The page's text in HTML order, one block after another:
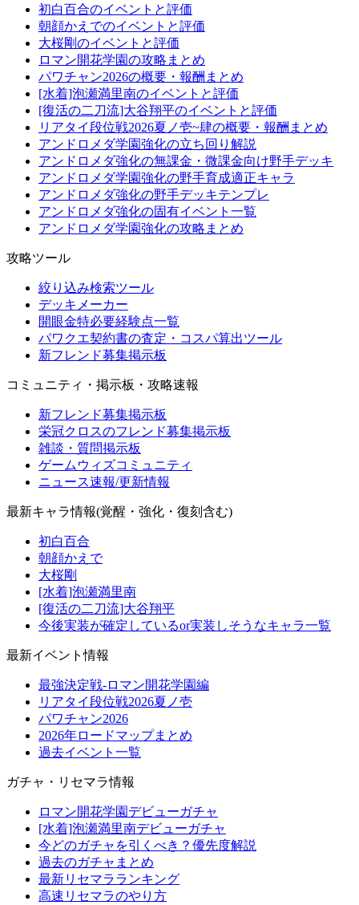
初白百合のイベントと評価
朝顔かえでのイベントと評価
大桜剛のイベントと評価
ロマン開花学園の攻略まとめ
パワチャン2026の概要・報酬まとめ
[水着]泡瀬満里南のイベントと評価
[復活の二刀流]大谷翔平のイベントと評価
リアタイ段位戦2026夏ノ壱~肆の概要・報酬まとめ
アンドロメダ学園強化の立ち回り解説
アンドロメダ強化の無課金・微課金向け野手デッキ
アンドロメダ学園強化の野手育成適正キャラ
アンドロメダ強化の野手デッキテンプレ
アンドロメダ強化の固有イベント一覧
アンドロメダ学園強化の攻略まとめ
攻略ツール
絞り込み検索ツール
デッキメーカー
開眼金特必要経験点一覧
パワクエ契約書の査定・コスパ算出ツール
新フレンド募集掲示板
コミュニティ・掲示板・攻略速報
新フレンド募集掲示板
栄冠クロスのフレンド募集掲示板
雑談・質問掲示板
ゲームウィズコミュニティ
ニュース速報/更新情報
最新キャラ情報(覚醒・強化・復刻含む)
初白百合
朝顔かえで
大桜剛
[水着]泡瀬満里南
[復活の二刀流]大谷翔平
今後実装が確定しているor実装しそうなキャラ一覧
最新イベント情報
最強決定戦-ロマン開花学園編
リアタイ段位戦2026夏ノ壱
パワチャン2026
2026年ロードマップまとめ
過去イベント一覧
ガチャ・リセマラ情報
ロマン開花学園デビューガチャ
[水着]泡瀬満里南デビューガチャ
今どのガチャを引くべき？優先度解説
過去のガチャまとめ
最新リセマラランキング
高速リセマラのやり方